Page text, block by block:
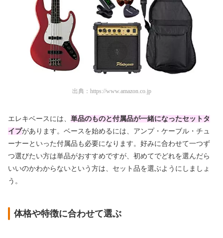
出典： https://www.amazon.co.jp
エレキベースには、 単品のものと付属品が一緒になったセットタ
イプがあります。ベースを始めるには、アンプ・ケーブル・チュ
ーナーといった付属品も必要になります。好みに合わせて一つず
つ選びたい方は単品がおすすめですが、初めてでどれを選んだら
いいのかわからないという方は、セット品を選ぶようにしましょ
う。
体格や特徴に合わせて選ぶ